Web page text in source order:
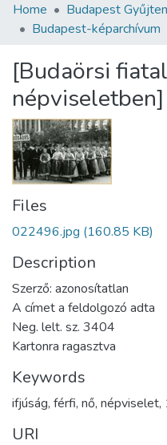
Communities &
Statistics
About us
Home Budapest
Budapest-képarchívum
[Budaörsi
népviseletben]
Files
022496.jpg (160.85 KB)
Description
Szerző: azonosítatlan
A címet a feldolgozó adta
Neg. lelt. sz. 3404
Kartonra ragasztva
Keywords
ifjúság, férfi, nő, népviselet,
URI